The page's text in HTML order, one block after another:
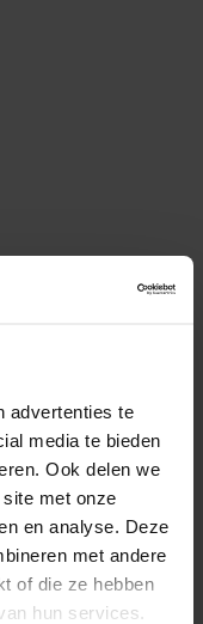
advertenties te
media te bieden
Ook delen we
met onze
en analyse. Deze
met andere
of die ze hebben
hun services.